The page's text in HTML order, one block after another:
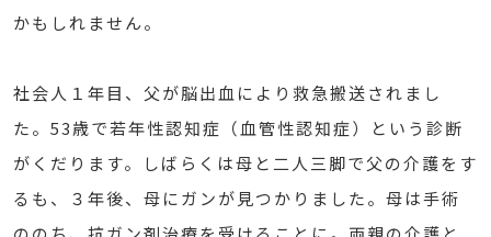
かもしれません。
社会人１年目、父が脳出血により救急搬送されまし
た。53歳で若年性認知症（血管性認知症）という診断
がくだります。しばらくは母と二人三脚で父の介護をす
るも、３年後、母にガンが見つかりました。母は手術